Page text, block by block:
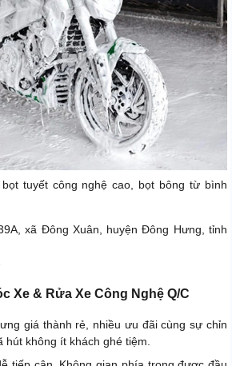
tuyết công nghệ cao, bọt bông từ bình
xã Đông Xuân, huyện Đông Hưng, tỉnh
Xe & Rửa Xe Công Nghệ Q/C
giá thành rẻ, nhiều ưu đãi cùng sự chỉn
không ít khách ghé tiệm.